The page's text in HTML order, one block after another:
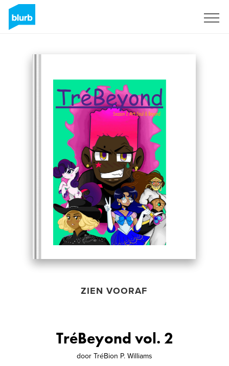
ZIEN VOORAF
TréBeyond vol. 2
door TréBion P. Williams